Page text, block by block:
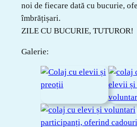
noi de fiecare dată cu bucurie,
îmbrățișari.
ZILE CU BUCURIE, TUTUROR!
Galerie: